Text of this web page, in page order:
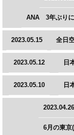
ANA 3年ぶりに
2023.05.15 全日
2023.05.12 日
2023.05.10 日
2023.04.26
6月の東京